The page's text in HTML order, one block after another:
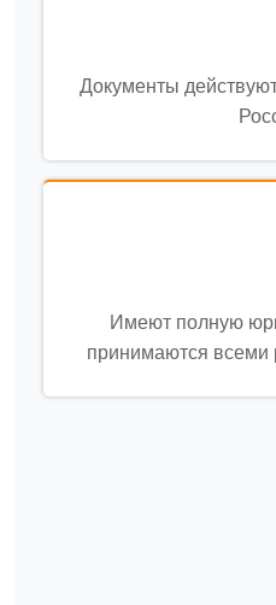
Документы
Имеют полную
принимаются всеми